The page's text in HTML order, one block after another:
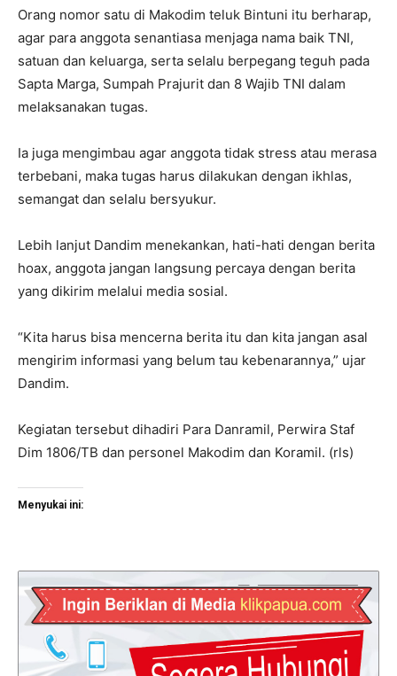
Orang nomor satu di Makodim teluk Bintuni itu berharap,
agar para anggota senantiasa menjaga nama baik TNI,
satuan dan keluarga, serta selalu berpegang teguh pada
Sapta Marga, Sumpah Prajurit dan 8 Wajib TNI dalam
melaksanakan tugas.
Ia juga mengimbau agar anggota tidak stress atau merasa
terbebani, maka tugas harus dilakukan dengan ikhlas,
semangat dan selalu bersyukur.
Lebih lanjut Dandim menekankan, hati-hati dengan berita
hoax, anggota jangan langsung percaya dengan berita
yang dikirim melalui media sosial.
“Kita harus bisa mencerna berita itu dan kita jangan asal
mengirim informasi yang belum tau kebenarannya,” ujar
Dandim.
Kegiatan tersebut dihadiri Para Danramil, Perwira Staf
Dim 1806/TB dan personel Makodim dan Koramil. (rls)
Menyukai ini: